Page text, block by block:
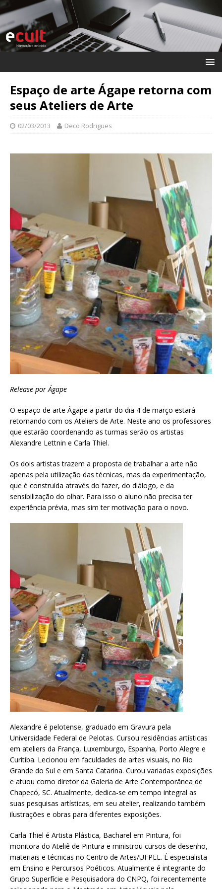
Espaço de arte Ágape retorna com
seus Ateliers de Arte
02/03/2013 Deco Rodrigues
Release por Ágape
O espaço de arte Ágape a partir do dia 4 de março estará
retornando com os Ateliers de Arte. Neste ano os professores
que estarão coordenando as turmas serão os artistas
Alexandre Lettnin e Carla Thiel.
Os dois artistas trazem a proposta de trabalhar a arte não
apenas pela utilização das técnicas, mas da experimentação,
que é construída através do fazer, do diálogo, e da
sensibilização do olhar. Para isso o aluno não precisa ter
experiência prévia, mas sim ter motivação para o novo.
Alexandre é pelotense, graduado em Gravura pela
Universidade Federal de Pelotas. Cursou residências artísticas
em ateliers da França, Luxemburgo, Espanha, Porto Alegre e
Curitiba. Lecionou em faculdades de artes visuais, no Rio
Grande do Sul e em Santa Catarina. Curou variadas exposições
e atuou como diretor da Galeria de Arte Contemporânea de
Chapecó, SC. Atualmente, dedica-se em tempo integral as
suas pesquisas artísticas, em seu atelier, realizando também
ilustrações e obras para diferentes exposições.
Carla Thiel é Artista Plástica, Bacharel em Pintura, foi
monitora do Ateliê de Pintura e ministrou cursos de desenho,
materiais e técnicas no Centro de Artes/UFPEL. É especialista
em Ensino e Percursos Poéticos. Atualmente é integrante do
Grupo Superfície e Pesquisadora do CNPQ, foi recentemente